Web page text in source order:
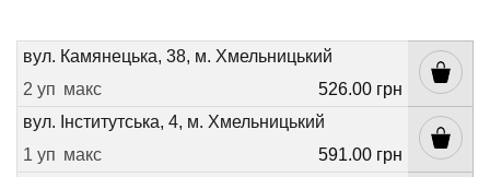
вул. Камянецька, 38, м. Хмельницький
2 уп макс
526.00 грн
вул. Інститутська, 4, м. Хмельницький
1 уп макс
591.00 грн